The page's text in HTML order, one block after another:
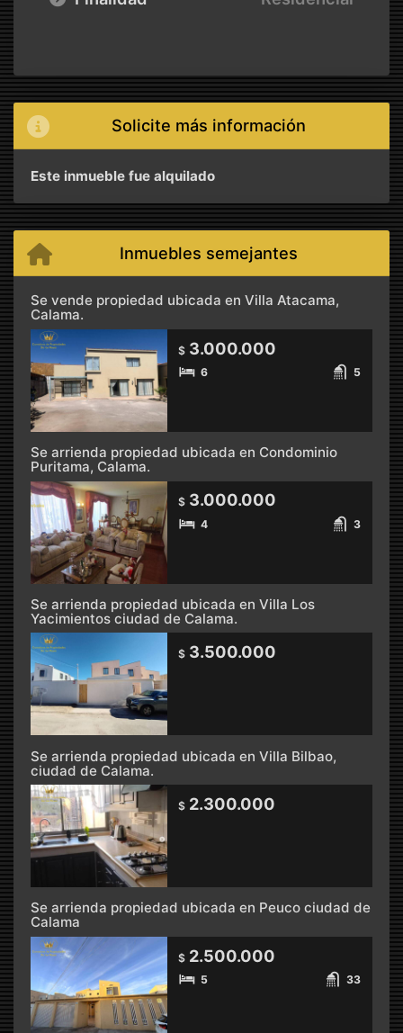
Solicite más información
Este inmueble fue alquilado
Inmuebles semejantes
Se vende propiedad ubicada en Villa Atacama,
Calama.
$ 3.000.000
6 5
Se arrienda propiedad ubicada en Condominio
Puritama, Calama.
$ 3.000.000
4 3
Se arrienda propiedad ubicada en Villa Los
Yacimientos ciudad de Calama.
$ 3.500.000
Se arrienda propiedad ubicada en Villa Bilbao,
ciudad de Calama.
$ 2.300.000
Se arrienda propiedad ubicada en Peuco ciudad de
Calama
$ 2.500.000
5 33